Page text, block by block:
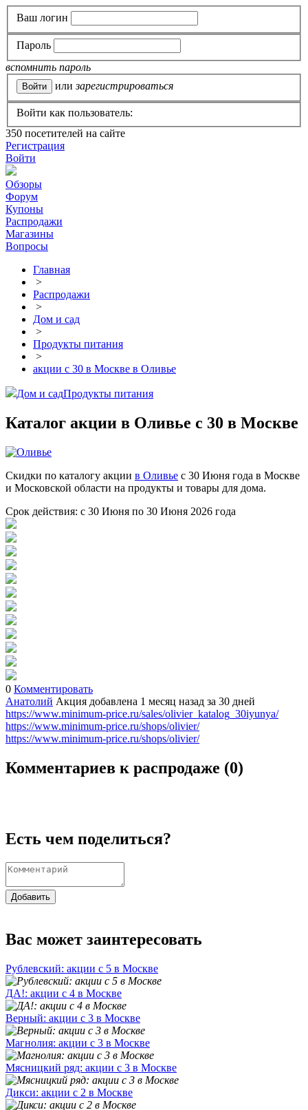
Ваш логин
Пароль
вспомнить пароль
или зарегистрироваться
Войти как пользователь:
350 посетителей на сайте
Регистрация
Войти
Обзоры
Форум
Купоны
Распродажи
Магазины
Вопросы
Главная
>
Распродажи
>
Дом и сад
>
Продукты питания
>
акции с 30 в Москве в Оливье
Дом и садПродукты питания
Каталог акции в Оливье с 30 в Москве
Скидки по каталогу акции в Оливье с 30 Июня года в Москве
и Московской области на продукты и товары для дома.
Срок действия: с 30 Июня по 30 Июня 2026 года
0 Комментировать
Анатолий Акция добавлена 1 месяц назад за 30 дней
https://www.minimum-price.ru/sales/olivier_katalog_30iyunya/
https://www.minimum-price.ru/shops/olivier/
https://www.minimum-price.ru/shops/olivier/
Комментариев к распродаже (0)
Есть чем поделиться?
Добавить
Вас может заинтересовать
Рублевский: акции с 5 в Москве
ДА!: акции с 4 в Москве
Верный: акции с 3 в Москве
Магнолия: акции с 3 в Москве
Мясницкий ряд: акции с 3 в Москве
Дикси: акции с 2 в Москве